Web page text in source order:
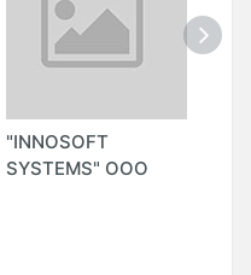
"INNOSOFT
SYSTEMS" ООО